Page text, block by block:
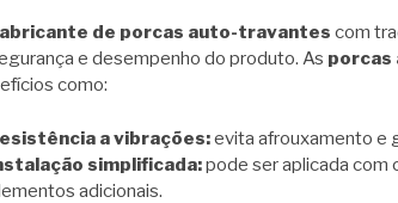
de porcas auto-travantes com
e desempenho do produto. As porcas
como:
a vibrações:evita afrouxamento e
simplificada:pode ser aplicada com
adicionais.